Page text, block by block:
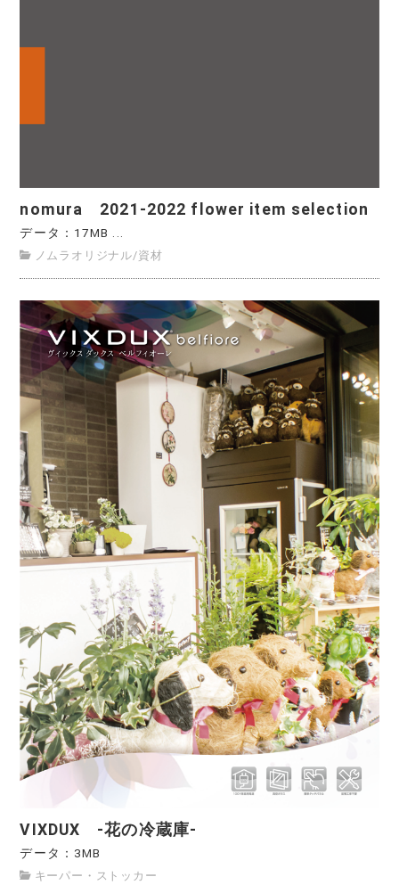
nomura 2021-2022 flower item selection
データ：17MB ...
ノムラオリジナル/資材
VIXDUX -花の冷蔵庫-
データ：3MB
キーパー・ストッカー